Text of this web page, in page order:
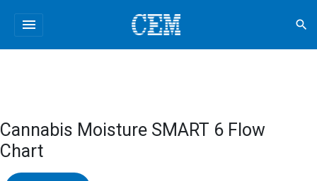
menu search
Cannabis Moisture SMART 6 Flow
Chart